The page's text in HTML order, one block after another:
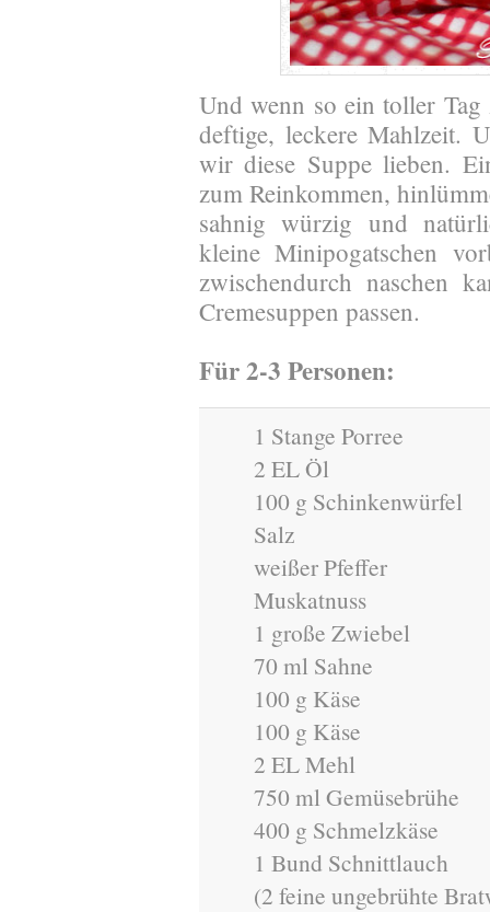
Und wenn so ein toller Tag
deftige, leckere Mahlzeit.
wir diese Suppe lieben.
zum Reinkommen,
sahnig würzig und
kleine Minipogatschen
zwischendurch naschen
Cremesuppen passen.
Für 2-3 Personen:
1 Stange Porree
2 EL Öl
100 g Schinkenwürfel
Salz
weißer Pfeffer
Muskatnuss
1 große Zwiebel
70 ml Sahne
100 g Käse
100 g Käse
2 EL Mehl
750 ml Gemüsebrühe
400 g Schmelzkäse
1 Bund Schnittlauch
(2 feine ungebrühte